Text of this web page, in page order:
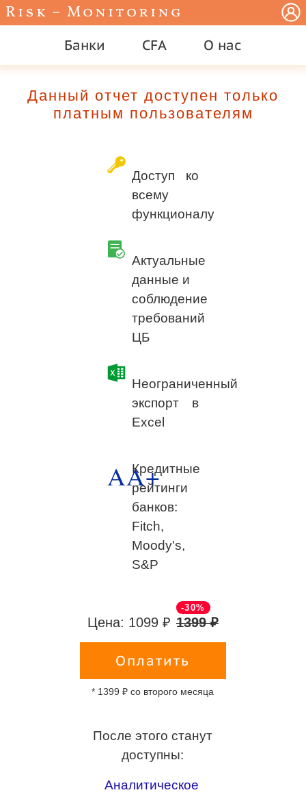
Risk – Monitoring
Банки CFA О нас
Данный отчет доступен только
платным пользователям
Доступ ко
всему
функционалу
Актуальные
данные и
соблюдение
требований
ЦБ
Неограниченный
экспорт в
Excel
AA+
Кредитные
рейтинги
банков:
Fitch,
Moody's,
S&P
Цена: 1099 ₽ 1399 ₽
-30%
Оплатить
* 1399 ₽ со второго месяца
После этого станут
доступны:
Аналитическое